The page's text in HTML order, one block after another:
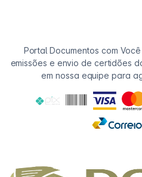
Portal Documentos com
emissões e envio de certidões
em nossa equipe para